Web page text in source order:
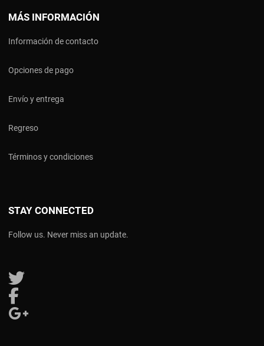
MÁS INFORMACIÓN
Información de contacto
Opciones de pago
Envío y entrega
Regreso
Términos y condiciones
STAY CONNECTED
Follow us. Never miss an update.
Follow us on Twitter